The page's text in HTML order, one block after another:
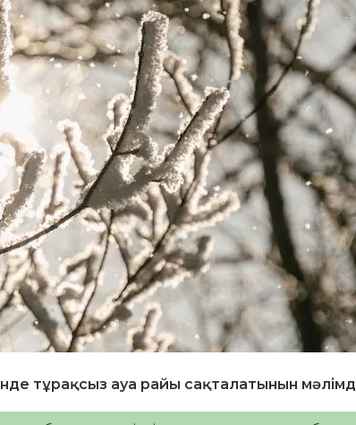
тұрақсыз ауа райы сақталатынын